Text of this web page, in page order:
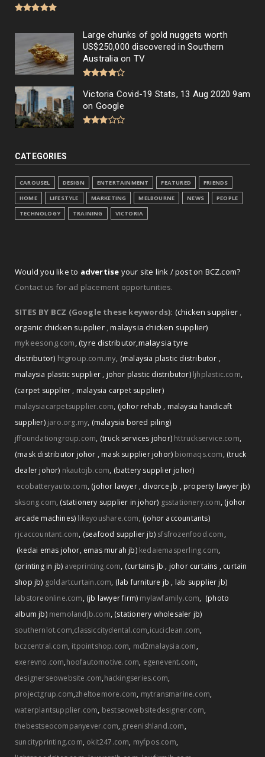
Large chunks of gold nuggets worth
US$250,000 discovered in Southern
Australia on TV
Victoria Covid-19 Stats, 13 Aug 2020 9am
on Google
CATEGORIES
CAROUSEL DESIGN ENTERTAINMENT FEATURED
FRIENDS
HOME
LIFESTYLE MARKETING MELBOURNE NEWS
PEOPLE
TECHNOLOGY
TRAINING VICTORIA
Would you like to advertise your site link / post on BCZ.com?
Contact us for ad placement opportunities.
SITES BY BCZ (Google these keywords): (chicken supplier ,
organic chicken supplier ,malaysia chicken supplier)
mykeesong.com,(tyre distributor,malaysia tyre
distributor) htgroup.com.my, (malaysia plastic distributor ,
malaysia plastic supplier , johor plastic distributor) ljhplastic.com,
(carpet supplier , malaysia carpet supplier)
malaysiacarpetsupplier.com, (johor rehab , malaysia handicaft
supplier) jaro.org.my, (malaysia bored piling)
jffoundationgroup.com, (truck services johor) httruckservice.com,
(mask distributor johor , mask supplier johor) biomaqs.com, (truck
dealer johor) nkautojb.com, (battery supplier johor)
ecobatteryauto.com, (johor lawyer , divorce jb , property lawyer jb)
sksong.com, (stationery supplier in johor) gsstationery.com, (johor
arcade machines) likeyoushare.com, (johor accountants)
rjcaccountant.com, (seafood supplier jb) sfsfrozenfood.com,
(kedai emas johor, emas murah jb) kedaiemasperling.com,
(printing in jb) aveprinting.com, (curtains jb , johor curtains , curtain
shop jb) goldartcurtain.com, (lab furniture jb , lab supplier jb)
labstoreonline.com, (jb lawyer firm) mylawfamily.com, (photo
album jb) memolandjb.com, (stationery wholesaler jb)
southernlot.com,classiccitydental.com,icuciclean.com,
bczcentral.com, itpointshop.com, md2malaysia.com,
exerevno.com,hoofautomotive.com, egenevent.com,
designerseowebsite.com,hackingseries.com,
projectgrup.com,zheltoemore.com, mytransmarine.com,
waterplantsupplier.com, bestseowebsitedesigner.com,
thebestseocompanyever.com, greenishland.com,
suncityprinting.com, okit247.com, myfpos.com,